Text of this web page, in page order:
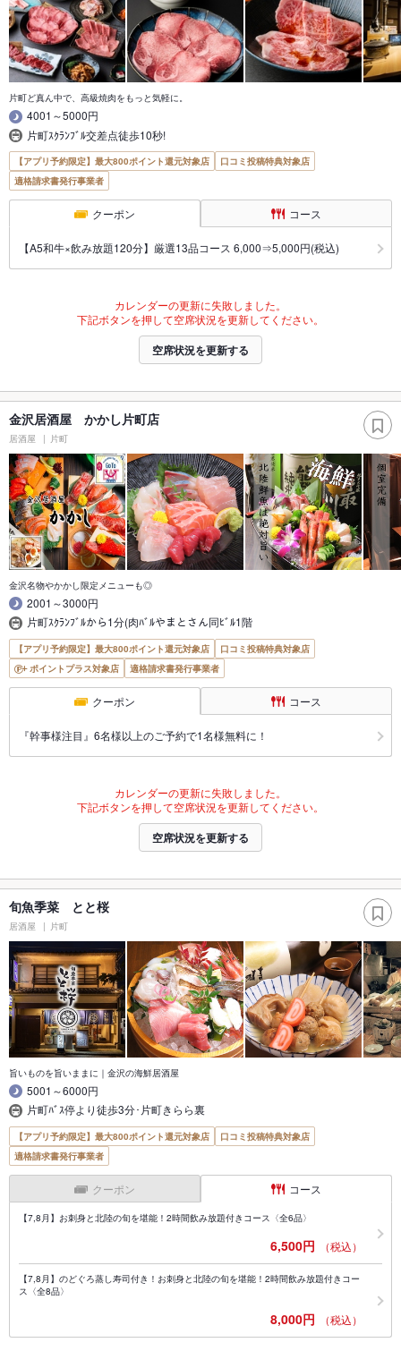
片町ど真ん中で、高級焼肉をもっと気軽に。
4001～5000円
片町ｽｸﾗﾝﾌﾞﾙ交差点徒歩10秒!
【アプリ予約限定】最大800ポイント還元対象店
口コミ投稿特典対象店
適格請求書発行事業者
クーポン コース
【A5和牛×飲み放題120分】厳選13品コース 6,000⇒5,000円(税込)
カレンダーの更新に失敗しました。
下記ボタンを押して空席状況を更新してください。
空席状況を更新する
金沢居酒屋 かかし片町店
居酒屋 片町
金沢名物やかかし限定メニューも◎
2001～3000円
片町ｽｸﾗﾝﾌﾞﾙから1分(肉ﾊﾞﾙやまとさん同ﾋﾞﾙ1階
【アプリ予約限定】最大800ポイント還元対象店
口コミ投稿特典対象店
ポイントプラス対象店
適格請求書発行事業者
クーポン コース
『幹事様注目』6名様以上のご予約で1名様無料に！
カレンダーの更新に失敗しました。
下記ボタンを押して空席状況を更新してください。
空席状況を更新する
旬魚季菜 とと桜
居酒屋 片町
旨いものを旨いままに｜金沢の海鮮居酒屋
5001～6000円
片町ﾊﾞｽ停より徒歩3分･片町きらら裏
【アプリ予約限定】最大800ポイント還元対象店
口コミ投稿特典対象店
適格請求書発行事業者
クーポン コース
【7,8月】お刺身と北陸の旬を堪能！2時間飲み放題付きコース〈全6品〉
6,500円 （税込）
【7,8月】のどぐろ蒸し寿司付き！お刺身と北陸の旬を堪能！2時間飲み放題付きコー
ス〈全8品〉
8,000円 （税込）